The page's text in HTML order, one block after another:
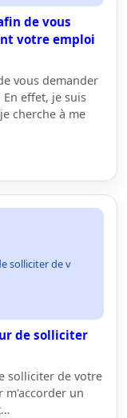
de vous
votre emploi
vous demander
effet, je suis
cherche à me
solliciter de v
de solliciter
solliciter de votre
m'accorder un